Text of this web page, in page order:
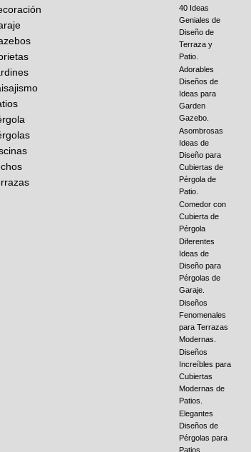
40 Ideas
Geniales de
Diseño de
Terraza y
Patio.
Adorables
Diseños de
Ideas para
Garden
Gazebo.
Asombrosas
Ideas de
Diseño para
Cubiertas de
Pérgola de
Patio.
Comedor con
Cubierta de
Pérgola
Diferentes
Ideas de
Diseño para
Pérgolas de
Garaje.
Diseños
Fenomenales
para Terrazas
Modernas.
Diseños
Increíbles para
Cubiertas
Modernas de
Patios.
Elegantes
Diseños de
Pérgolas para
Patios.